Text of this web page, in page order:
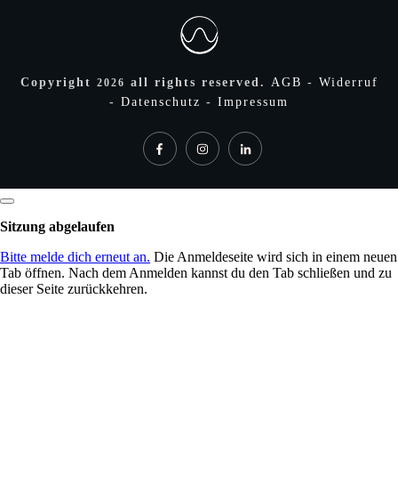
Copyright 2026 all rights reserved. AGB - Widerruf
- Datenschutz - Impressum
Dialog
schließen
Sitzung abgelaufen
Bitte melde dich erneut an. Die Anmeldeseite wird sich in einem neuen
Tab öffnen. Nach dem Anmelden kannst du den Tab schließen und zu
dieser Seite zurückkehren.